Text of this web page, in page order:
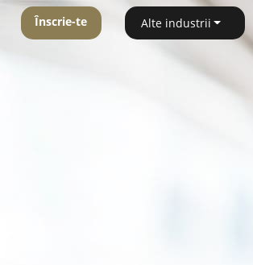
Înscrie-te Alte industrii